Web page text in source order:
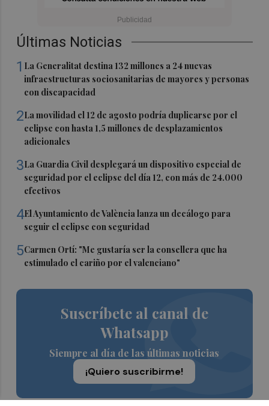
Últimas Noticias
1 La Generalitat destina 132 millones a 24 nuevas
infraestructuras sociosanitarias de mayores y personas
con discapacidad
2La movilidad el 12 de agosto podría duplicarse por el
eclipse con hasta 1,5 millones de desplazamientos
adicionales
3La Guardia Civil desplegará un dispositivo especial de
seguridad por el eclipse del día 12, con más de 24.000
efectivos
4El Ayuntamiento de València lanza un decálogo para
seguir el eclipse con seguridad
5Carmen Ortí: "Me gustaría ser la consellera que ha
estimulado el cariño por el valenciano"
Suscríbete al canal de
Whatsapp
Siempre al día de las últimas noticias
¡Quiero suscribirme!